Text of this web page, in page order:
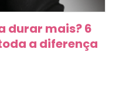
durar mais? 6
a diferença